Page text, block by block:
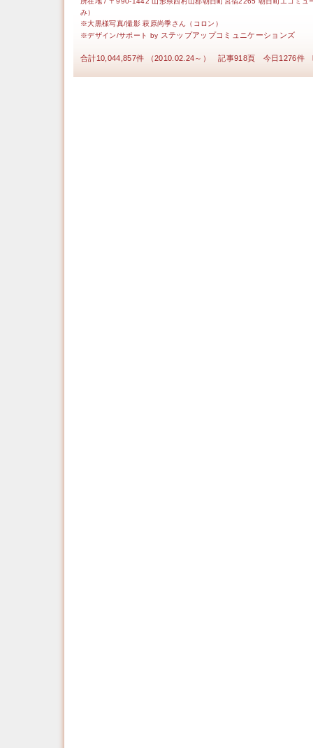
み）
※大黒様写真/撮影 萩原尚季さん（コロン）
※デザイン/サポート by ステップアップコミュニケーションズ
合計10,044,857件 （2010.02.24～） 記事918頁 今日1276